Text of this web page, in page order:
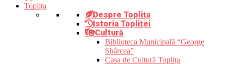
Toplița
Despre Toplița
Istoria Topliței
Cultură
Biblioteca Municipală “George
Sbârcea”
Casa de Cultură Toplița